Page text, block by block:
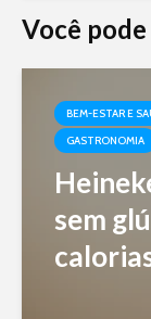
Você
BEM-ESTAR E
GASTRONOMIA
sem